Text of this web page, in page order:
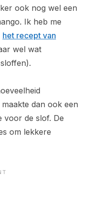
ook nog wel een
Ik heb me
het recept van
wel wat
dan ook een
voor de slof. De
om lekkere